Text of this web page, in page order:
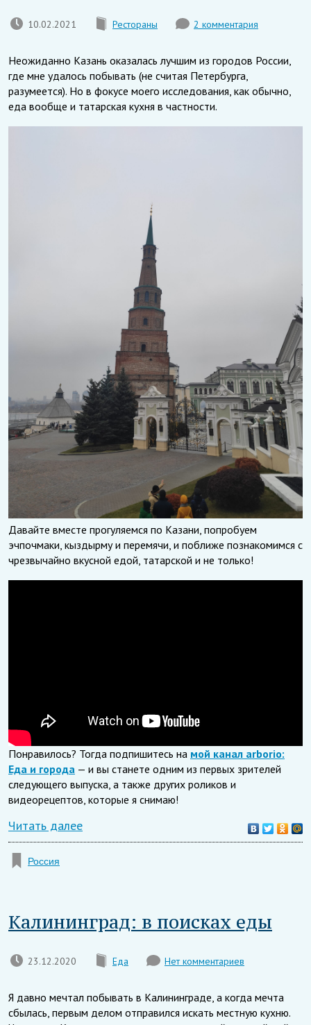
10.02.2021 Рестораны 2 комментария
Неожиданно Казань оказалась лучшим из городов России,
где мне удалось побывать (не считая Петербурга,
разумеется). Но в фокусе моего исследования, как обычно,
еда вообще и татарская кухня в частности.
Давайте вместе прогуляемся по Казани, попробуем
эчпочмаки, кыздырму и перемячи, и поближе познакомимся с
чрезвычайно вкусной едой, татарской и не только!
Понравилось? Тогда подпишитесь на мой канал arborio:
Еда и города — и вы станете одним из первых зрителей
следующего выпуска, а также других роликов и
видеорецептов, которые я снимаю!
Читать далее
Россия
Калининград: в поисках еды
23.12.2020 Еда Нет комментариев
Я давно мечтал побывать в Калининграде, а когда мечта
сбылась, первым делом отправился искать местную кухню.